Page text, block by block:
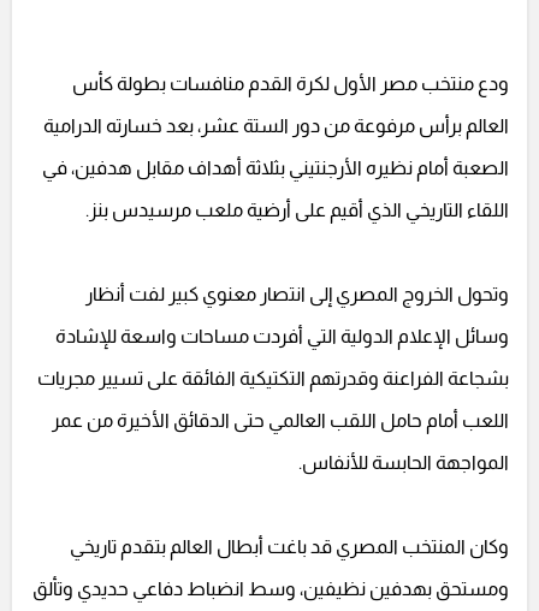
ودع منتخب مصر الأول لكرة القدم منافسات بطولة كأس
العالم برأس مرفوعة من دور الستة عشر، بعد خسارته الدرامية
الصعبة أمام نظيره الأرجنتيني بثلاثة أهداف مقابل هدفين، في
اللقاء التاريخي الذي أقيم على أرضية ملعب مرسيدس بنز.
وتحول الخروج المصري إلى انتصار معنوي كبير لفت أنظار
وسائل الإعلام الدولية التي أفردت مساحات واسعة للإشادة
بشجاعة الفراعنة وقدرتهم التكتيكية الفائقة على تسيير مجريات
اللعب أمام حامل اللقب العالمي حتى الدقائق الأخيرة من عمر
المواجهة الحابسة للأنفاس.
وكان المنتخب المصري قد باغت أبطال العالم بتقدم تاريخي
ومستحق بهدفين نظيفين، وسط انضباط دفاعي حديدي وتألق